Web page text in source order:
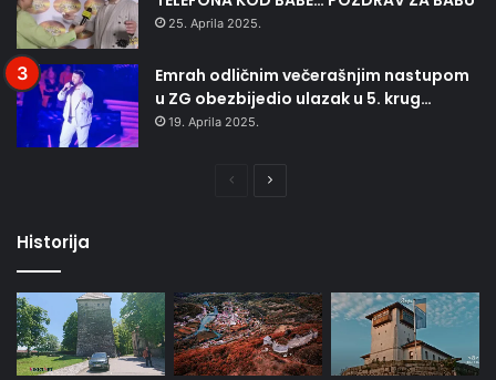
25. Aprila 2025.
Emrah odličnim večerašnjim nastupom
u ZG obezbijedio ulazak u 5. krug…
19. Aprila 2025.
PrethodnaNaredna
Historija